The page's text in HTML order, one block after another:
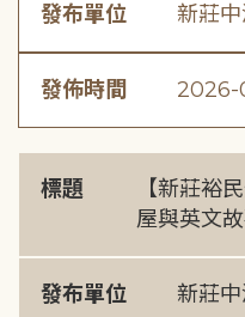
發布單位 新莊
發佈時間
標題
【新莊裕
屋與英文
發布單位 新莊